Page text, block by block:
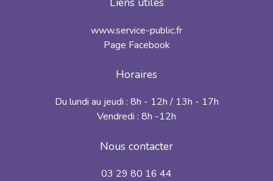
www.service-public.fr
Page Facebook
Horaires
Du lundi au jeudi : 8h - 12h / 13h - 17h
Vendredi : 8h -12h
Nous contacter
03 29 80 16 44